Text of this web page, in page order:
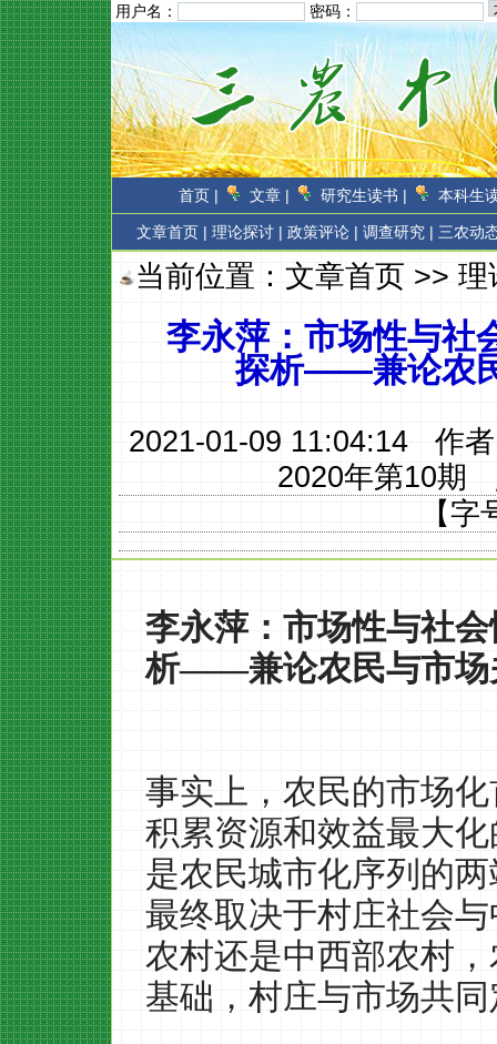
用户名： 密码：
首页 | 文章 | 研究生读书 | 本科生
文章首页 | 理论探讨 | 政策评论 | 调查研究 | 三农动
当前位置：文章首页>>理
李永萍：市场性与社
探析——兼论农
2021-01-09 11:04:14 作
2020年第10期
【字
李永萍：市场性与社
析——兼论农民与市
事实上，农民的市场
积累资源和效益最大
是农民城市化序列的
最终取决于村庄社会
农村还是中西部农村
基础，村庄与市场共